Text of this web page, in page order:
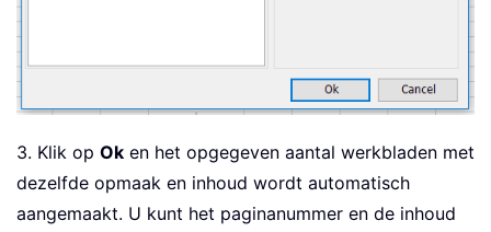
3. Klik op Ok en het opgegeven aantal werkbladen met
dezelfde opmaak en inhoud wordt automatisch
aangemaakt. U kunt het paginanummer en de inhoud